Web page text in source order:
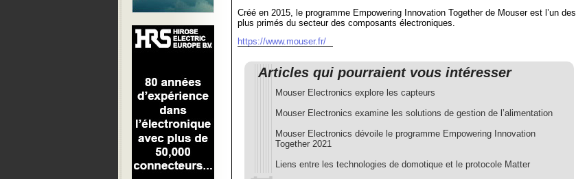
Créé en 2015, le programme Empowering Innovation Together de Mouser est l’un des
plus primés du secteur des composants électroniques.
https://www.mouser.fr/
Articles qui pourraient vous intéresser
Mouser Electronics explore les capteurs
Mouser Electronics examine les solutions de gestion de l’alimentation
Mouser Electronics dévoile le programme Empowering Innovation
Together 2021
Liens entre les technologies de domotique et le protocole Matter